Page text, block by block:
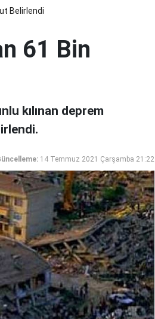
Belirlendi
61 Bin
kılınan deprem
14 Temmuz 2021 Çarşamba 21:22